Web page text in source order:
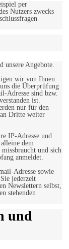
per
Nutzers zwecks
unsere Angebote.
wir von Ihnen
die Überprüfung
Adresse sind bzw.
ist.
nur für den
Dritte weiter
IP-Adresse und
dem
und sich
anmeldet.
Adresse sowie
jederzeit
Newslettern selbst,
stehenden
und